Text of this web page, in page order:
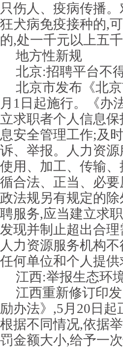
只伤人、疫病传播
狂犬病免疫接种的,
的,处一千元以上五
地方性新规
北京:招聘平台不
北京市发布《北
月1日起施行。《办
立求职者个人信息
息安全管理工作;及
诉、举报。人力资
使用、加工、传输
循合法、正当、必
政法规另有规定的
聘服务,应当建立求
发现并制止超出合
人力资源服务机构
任何单位和个人提
江西:举报生态环
江西重新修订印
励办法》,5月20日
根据不同情况,依据
罚金额大小,给予一